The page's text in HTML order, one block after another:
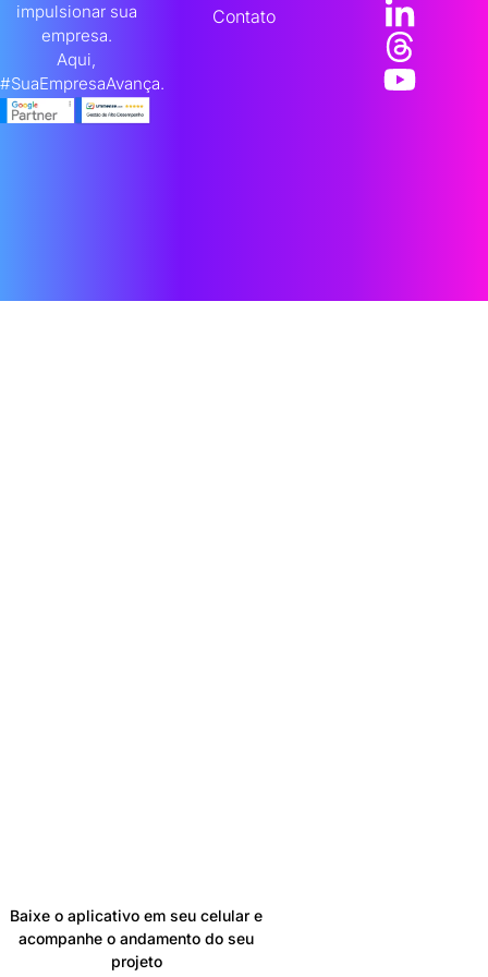
impulsionar sua
empresa.
Aqui,
#SuaEmpresaAvança.
Contato
Baixe o aplicativo em seu celular e
acompanhe o andamento do seu
projeto